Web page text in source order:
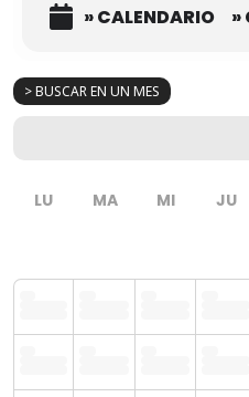
> BUSCAR EN UN MES
LU MA MI JU
» CALENDARIO »